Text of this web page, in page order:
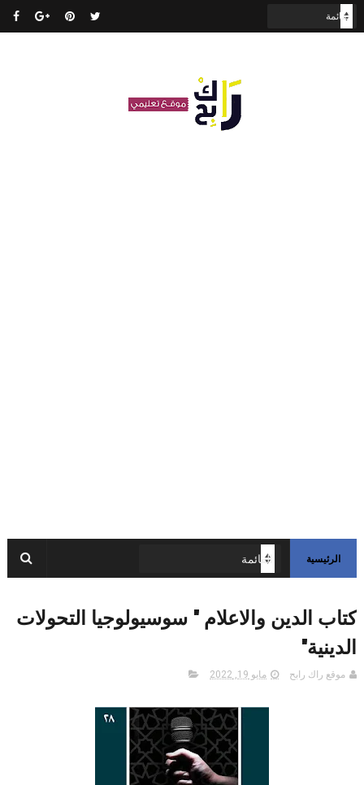
الرئيسية
كتاب الدين والاعلام " سوسيولوجيا التحولات
الدينية"
موقع راك رابح مايو 19, 2022